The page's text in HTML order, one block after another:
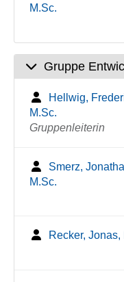
M.Sc.
Gruppe
Hellwig,
M.Sc.
Gruppenleiterin
Smerz,
M.Sc.
Recker, Jonas,